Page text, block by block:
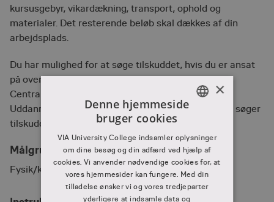
kursusgebyr, vikardækning, transport, ophold og
materialer. Det resterende beløb skal dækkes af din
arbejdsplads.
Du har mulighed for at søge tilskuddet, hvis du er ansat
på overenskomst mellem KL og Lærernes
Centralorganisation (Danmarks Lærerforening og
Uddannelsesforbundet).​ Læs mere om, hvordan du søger
tilskuddet.
Målgruppe
Fysik/kemilærere
DANISH
×
Denne hjemmeside
bruger cookies
VIA University College indsamler oplysninger
om dine besøg og din adfærd ved hjælp af
cookies. Vi anvender nødvendige cookies for, at
vores hjemmesider kan fungere. Med din
tilladelse ønsker vi og vores tredjeparter
yderligere at indsamle data og